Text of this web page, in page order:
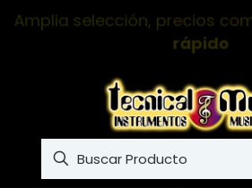
Instrumentos musicales